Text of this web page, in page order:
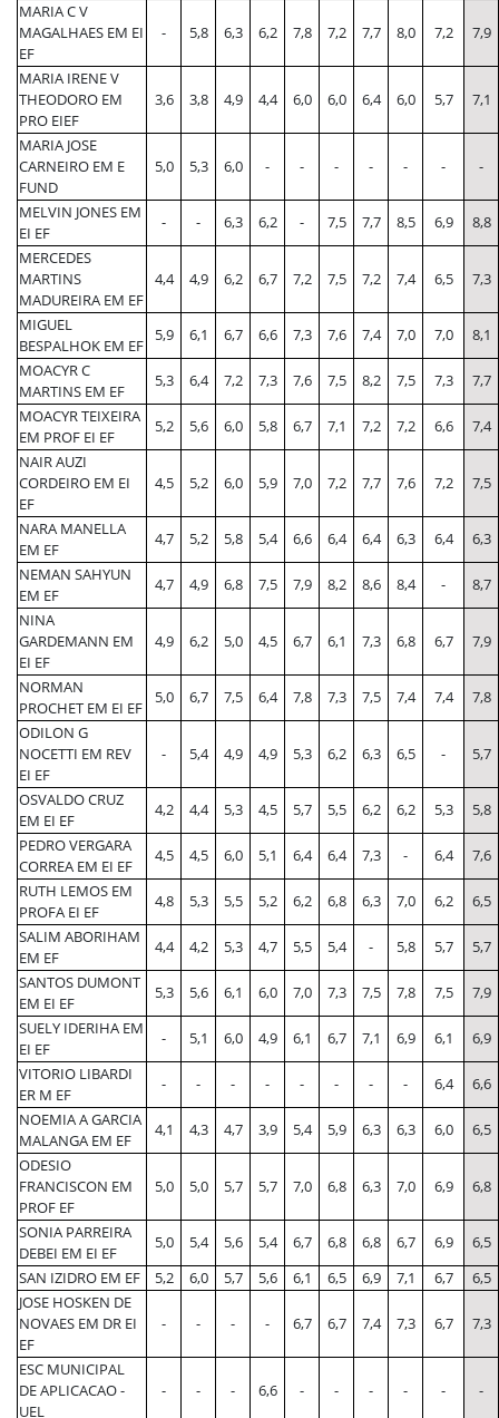
MARIA C V
MAGALHAES EM EI
EF
- 5,8 6,3 6,2 7,8 7,2 7,7 8,0 7,2 7,9
MARIA IRENE V
THEODORO EM
PRO EIEF
3,6 3,8 4,9 4,4 6,0 6,0 6,4 6,0 5,7 7,1
MARIA JOSE
CARNEIRO EM E
FUND
5,0 5,3 6,0 - - - - - - -
MELVIN JONES EM
EI EF
- - 6,3 6,2 - 7,5 7,7 8,5 6,9
8,8
MERCEDES
MARTINS
MADUREIRA EM EF
4,4 4,9 6,2 6,7 7,2 7,5 7,2 7,4 6,5 7,3
MIGUEL
BESPALHOK EM EF
5,9 6,1 6,7 6,6 7,3 7,6 7,4 7,0 7,0
8,1
MOACYR C
MARTINS EM EF
5,3 6,4 7,2 7,3 7,6 7,5 8,2 7,5 7,3
7,7
MOACYR TEIXEIRA
EM PROF EI EF
5,2 5,6 6,0 5,8 6,7 7,1 7,2 7,2 6,6
7,4
NAIR AUZI
CORDEIRO EM EI
EF
4,5 5,2 6,0 5,9 7,0 7,2 7,7 7,6 7,2 7,5
NARA MANELLA
EM EF
4,7 5,2 5,8 5,4 6,6 6,4 6,4 6,3 6,4
6,3
NEMAN SAHYUN
EM EF
4,7 4,9 6,8 7,5 7,9 8,2 8,6 8,4 -
8,7
NINA
GARDEMANN EM
EI EF
4,9 6,2 5,0 4,5 6,7 6,1 7,3 6,8 6,7 7,9
NORMAN
PROCHET EM EI EF
5,0 6,7 7,5 6,4 7,8 7,3 7,5 7,4 7,4
7,8
ODILON G
NOCETTI EM REV
EI EF
- 5,4 4,9 4,9 5,3 6,2 6,3 6,5 - 5,7
OSVALDO CRUZ
EM EI EF
4,2 4,4 5,3 4,5 5,7 5,5 6,2 6,2 5,3
5,8
PEDRO VERGARA
CORREA EM EI EF
4,5 4,5 6,0 5,1 6,4 6,4 7,3 - 6,4
7,6
RUTH LEMOS EM
PROFA EI EF
4,8 5,3 5,5 5,2 6,2 6,8 6,3 7,0 6,2
6,5
SALIM ABORIHAM
EM EF
4,4 4,2 5,3 4,7 5,5 5,4 - 5,8 5,7
5,7
SANTOS DUMONT
EM EI EF
5,3 5,6 6,1 6,0 7,0 7,3 7,5 7,8 7,5
7,9
SUELY IDERIHA EM
EI EF
- 5,1 6,0 4,9 6,1 6,7 7,1 6,9 6,1
6,9
VITORIO LIBARDI
ER M EF
- - - - - - - - 6,4
6,6
NOEMIA A GARCIA
MALANGA EM EF
4,1 4,3 4,7 3,9 5,4 5,9 6,3 6,3 6,0
6,5
ODESIO
FRANCISCON EM
PROF EF
5,0 5,0 5,7 5,7 7,0 6,8 6,3 7,0 6,9 6,8
SONIA PARREIRA
DEBEI EM EI EF
5,0 5,4 5,6 5,4 6,7 6,8 6,8 6,7 6,9
6,5
SAN IZIDRO EM EF
5,2 6,0 5,7 5,6 6,1 6,5 6,9 7,1 6,7
6,5
JOSE HOSKEN DE
NOVAES EM DR EI
EF
- - - - 6,7 6,7 7,4 7,3 6,7 7,3
ESC MUNICIPAL
DE APLICACAO -
UEL
- - - 6,6 - - - - - -